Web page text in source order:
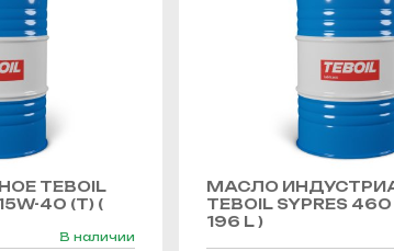
TEBOIL
40 (Т) (
В наличии
МАСЛО
TEBOIL SYPRES 460
196 L )